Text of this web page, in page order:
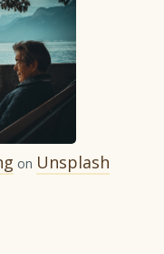
on Unsplash